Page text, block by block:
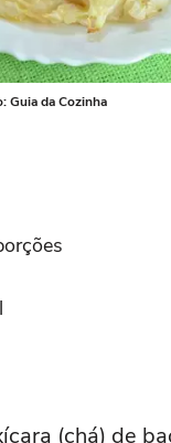
Guia da Cozinha
(chá) de